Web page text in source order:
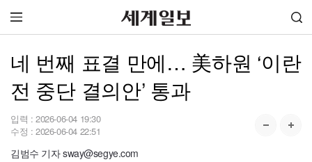
네 번째 표결 만에… 美하원 ‘이란
전 중단 결의안’ 통과
입력 : 2026-06-04 19:30
수정 : 2026-06-04 22:51
김범수 기자 sway@segye.com